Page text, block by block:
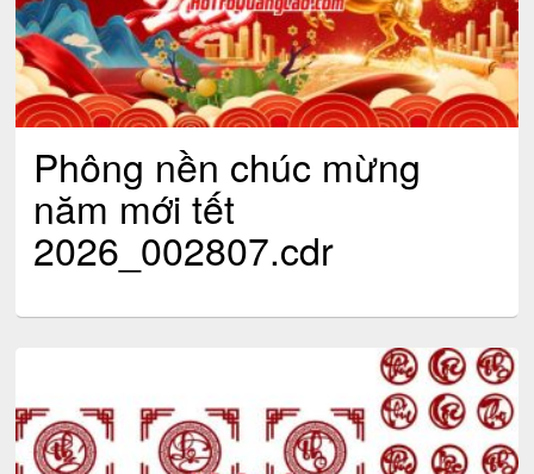
Phông nền chúc mừng
năm mới tết
2026_002807.cdr